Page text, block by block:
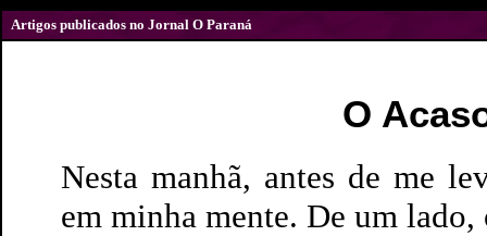
Artigos publicados no Jornal O Paraná
O
Nesta manhã, antes de me
em minha mente. De um